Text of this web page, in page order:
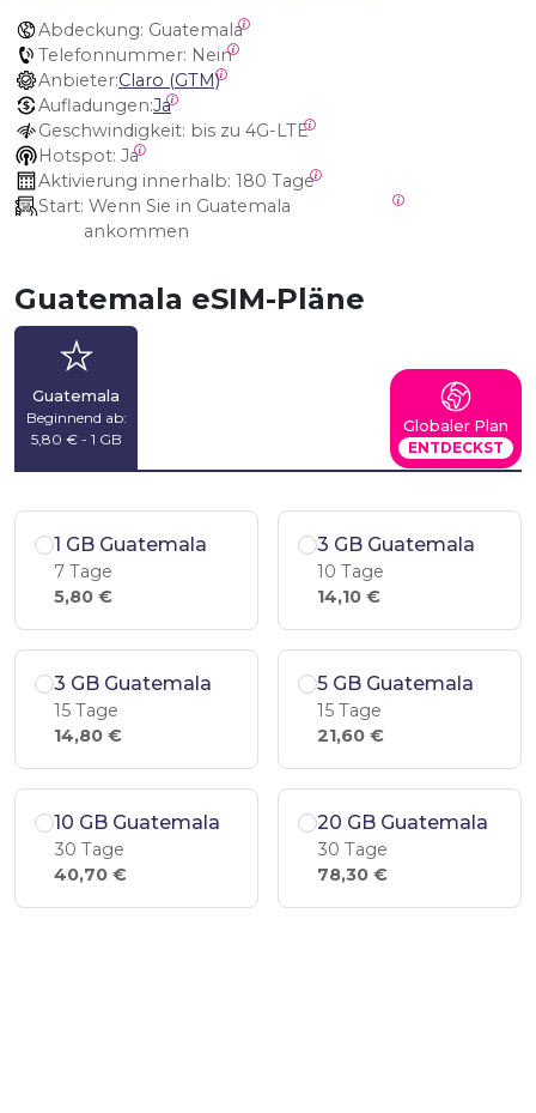
Abdeckung: Guatemala
Telefonnummer: Nein
Anbieter:Claro (GTM)
Aufladungen:Ja
Geschwindigkeit: bis zu 4G-LTE
Hotspot: Ja
Aktivierung innerhalb: 180 Tage
Start:
ankommen
Guatemala eSIM-Pläne
Guatemala
Beginnend ab:
5,80 € - 1 GB
Globaler Plan
ENTDECKST
1 GB Guatemala
7 Tage
5,80 €
3 GB Guatemala
10 Tage
14,10 €
3 GB Guatemala
15 Tage
14,80 €
5 GB Guatemala
15 Tage
21,60 €
10 GB Guatemala
30 Tage
40,70 €
20 GB Guatemala
30 Tage
78,30 €